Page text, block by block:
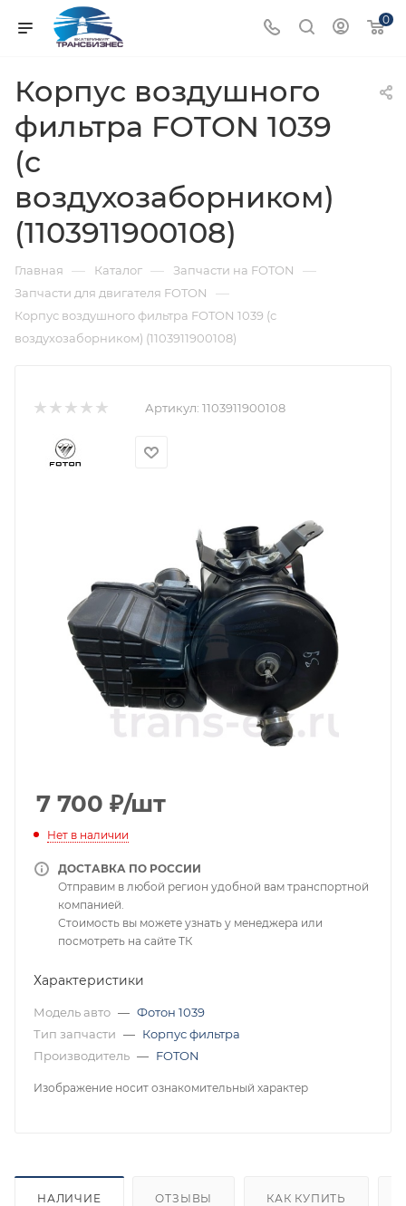
0
Корпус воздушного
фильтра FOTON 1039
(с
воздухозаборником)
(1103911900108)
Главная — Каталог — Запчасти на FOTON —
Запчасти для двигателя FOTON —
Корпус воздушного фильтра FOTON 1039 (с
воздухозаборником) (1103911900108)
Артикул: 1103911900108
7 700 ₽/шт
Нет в наличии
ДОСТАВКА ПО РОССИИ
Отправим в любой регион удобной вам транспортной
компанией.
Стоимость вы можете узнать у менеджера или
посмотреть на сайте ТК
Характеристики
Модель авто — Фотон 1039
Тип запчасти — Корпус фильтра
Производитель — FOTON
Изображение носит ознакомительный характер
НАЛИЧИЕ ОТЗЫВЫ КАК КУПИТЬ